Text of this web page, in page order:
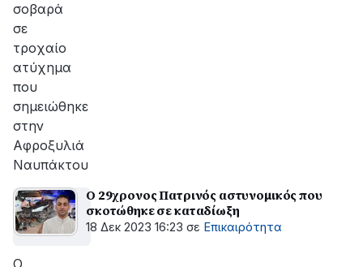
σοβαρά
σε
τροχαίο
ατύχημα
που
σημειώθηκε
στην
Αφροξυλιά
Ναυπάκτου
Ο 29χρονος Πατρινός αστυνομικός που
σκοτώθηκε σε καταδίωξη
18 Δεκ 2023 16:23 σε Επικαιρότητα
Ο